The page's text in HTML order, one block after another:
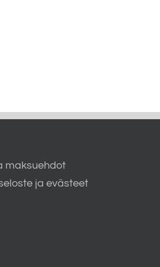
maksuehdot
ja evästeet